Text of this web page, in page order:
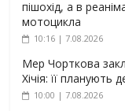
пішохід, а в
мотоцикла
10:16 | 7.08.2026
Мер Чорткова
Хічія: її планують
10:00 | 7.08.2026